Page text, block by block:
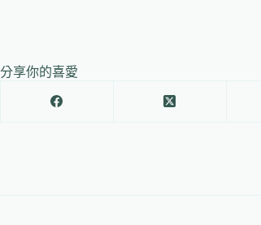
分享你的喜愛